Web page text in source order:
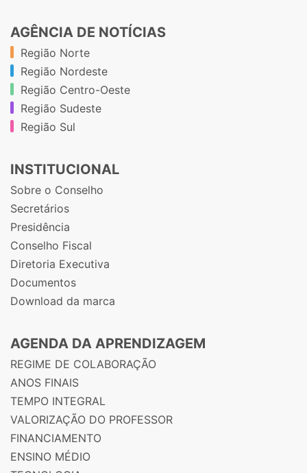
AGÊNCIA DE NOTÍCIAS
Região Norte
Região Nordeste
Região Centro-Oeste
Região Sudeste
Região Sul
INSTITUCIONAL
Sobre o Conselho
Secretários
Presidência
Conselho Fiscal
Diretoria Executiva
Documentos
Download da marca
AGENDA DA APRENDIZAGEM
REGIME DE COLABORAÇÃO
ANOS FINAIS
TEMPO INTEGRAL
VALORIZAÇÃO DO PROFESSOR
FINANCIAMENTO
ENSINO MÉDIO